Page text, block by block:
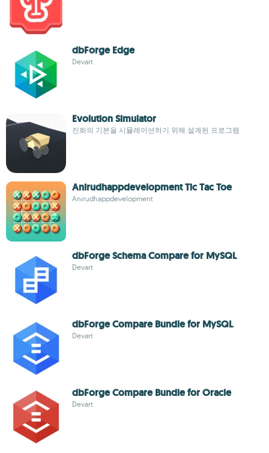
dbForge Edge
Devart
Evolution Simulator
진화의 기본을 시뮬레이션하기 위해 설계된 프로그램
Anirudhappdevelopment Tic Tac Toe
Anirudhappdevelopment
dbForge Schema Compare for MySQL
Devart
dbForge Compare Bundle for MySQL
Devart
dbForge Compare Bundle for Oracle
Devart